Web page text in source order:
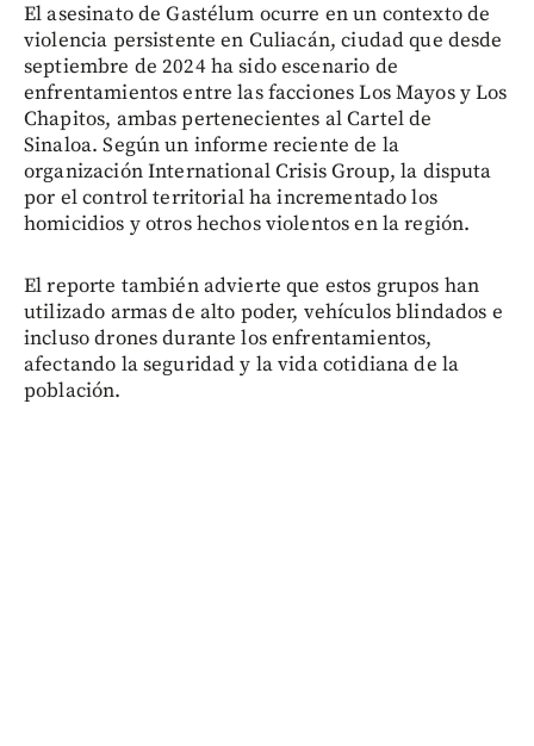
El asesinato de Gastélum ocurre en un contexto de
violencia persistente en Culiacán, ciudad que desde
septiembre de 2024 ha sido escenario de
enfrentamientos entre las facciones Los Mayos y Los
Chapitos, ambas pertenecientes al Cartel de
Sinaloa. Según un informe reciente de la
organización International Crisis Group, la disputa
por el control territorial ha incrementado los
homicidios y otros hechos violentos en la región.
El reporte también advierte que estos grupos han
utilizado armas de alto poder, vehículos blindados e
incluso drones durante los enfrentamientos,
afectando la seguridad y la vida cotidiana de la
población.